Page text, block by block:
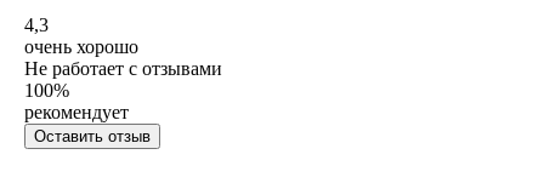
4,3
очень хорошо
Не работает с отзывами
100%
рекомендует
Оставить отзыв